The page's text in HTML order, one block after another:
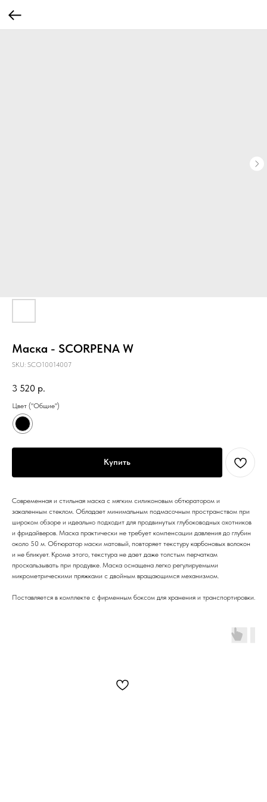
Маска - SCORPENA W
SKU: SCO10014007
3 520 р.
Цвет ("Общие")
Купить
Современная и стильная маска с мягким силиконовым обтюратором и
закаленным стеклом. Обладает минимальным подмасочным пространством при
широком обзоре и идеально подходит для продвинутых глубоководных охотников
и фридайверов. Маска практически не требует компенсации давления до глубин
около 50 м. Обтюратор маски матовый, повторяет текстуру карбоновых волокон
и не бликует. Кроме этого, текстура не дает даже толстым перчаткам
проскальзывать при продувке. Маска оснащена легко регулируемыми
микрометрическими пряжками c двойным вращающимся механизмом.
Поставляется в комплекте с фирменным боксом для хранения и транспортировки.